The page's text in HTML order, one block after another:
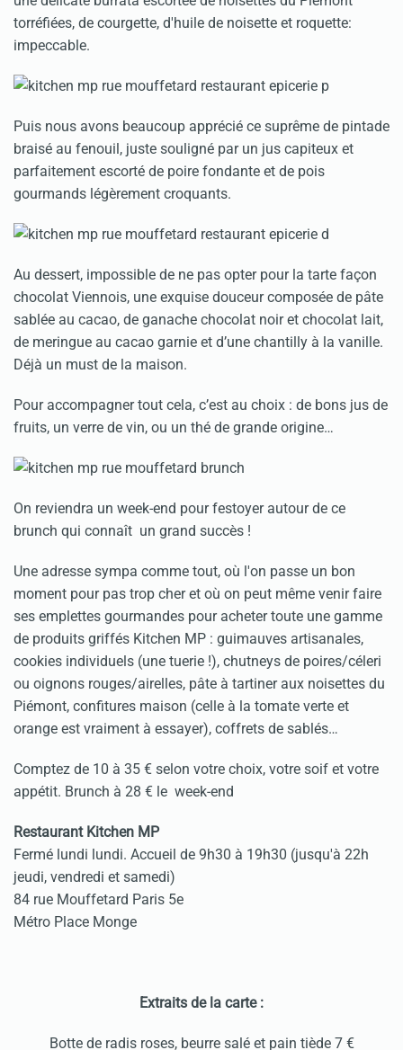
torréfiées, de courgette, d'huile de noisette et roquette:
impeccable.
Puis nous avons beaucoup apprécié ce suprême de pintade
braisé au fenouil, juste souligné par un jus capiteux et
parfaitement escorté de poire fondante et de pois
gourmands légèrement croquants.
Au dessert, impossible de ne pas opter pour la tarte façon
chocolat Viennois, une exquise douceur composée de pâte
sablée au cacao, de ganache chocolat noir et chocolat lait,
de meringue au cacao garnie et d’une chantilly à la vanille.
Déjà un must de la maison.
Pour accompagner tout cela, c’est au choix : de bons jus de
fruits, un verre de vin, ou un thé de grande origine…
On reviendra un week-end pour festoyer autour de ce
brunch qui connaît un grand succès !
Une adresse sympa comme tout, où l'on passe un bon
moment pour pas trop cher et où on peut même venir faire
ses emplettes gourmandes pour acheter toute une gamme
de produits griffés Kitchen MP : guimauves artisanales,
cookies individuels (une tuerie !), chutneys de poires/céleri
ou oignons rouges/airelles, pâte à tartiner aux noisettes du
Piémont, confitures maison (celle à la tomate verte et
orange est vraiment à essayer), coffrets de sablés…
Comptez de 10 à 35 € selon votre choix, votre soif et votre
appétit. Brunch à 28 € le week-end
Restaurant Kitchen MP
Fermé lundi lundi. Accueil de 9h30 à 19h30 (jusqu'à 22h
jeudi, vendredi et samedi)
84 rue Mouffetard Paris 5e
Métro Place Monge
Extraits de la carte :
Botte de radis roses, beurre salé et pain tiède 7 €